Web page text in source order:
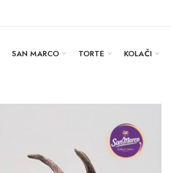
SAN MARCO TORTE KOLAČI